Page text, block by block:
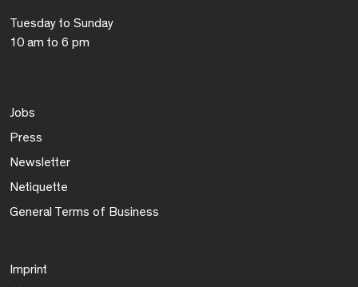
Tuesday to Sunday
10 am to 6 pm
Jobs
Press
Newsletter
Netiquette
General Terms of Business
Imprint